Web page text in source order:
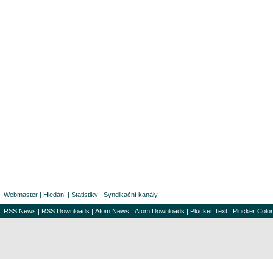
Webmaster | Hledání | Statistiky | Syndikační kanály
RSS News | RSS Downloads | Atom News | Atom Downloads | Plucker Text | Plucker Color